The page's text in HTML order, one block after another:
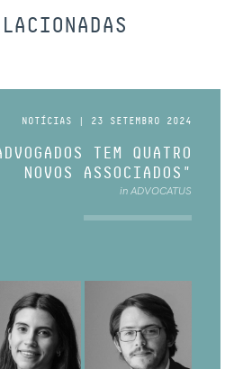
NOTÍCIAS | 23 SETEMBRO 2024
TEM QUATRO
NOVOS ASSOCIADOS"
in ADVOCATUS